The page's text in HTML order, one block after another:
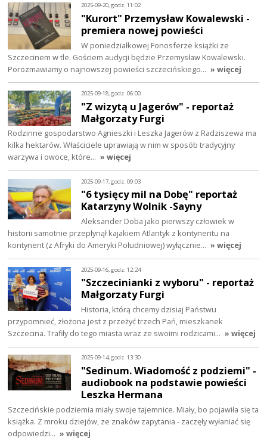
2025-09-20, godz. 11:02
"Kurort" Przemysław Kowalewski -
premiera nowej powieści
W poniedziałkowej Fonosferze książki ze
Szczecinem w tle. Gościem audycji będzie Przemysław Kowalewski.
Porozmawiamy o najnowszej powieści szczecińskiego… » więcej
2025-09-18, godz. 06:00
"Z wizytą u Jagerów" - reportaż
Małgorzaty Furgi
Rodzinne gospodarstwo Agnieszki i Leszka Jagerów z Radziszewa ma
kilka hektarów. Właściciele uprawiają w nim w sposób tradycyjny
warzywa i owoce, które… » więcej
2025-09-17, godz. 09:03
"6 tysięcy mil na Dobę" reportaż
Katarzyny Wolnik -Sayny
Aleksander Doba jako pierwszy człowiek w
historii samotnie przepłynął kajakiem Atlantyk z kontynentu na
kontynent (z Afryki do Ameryki Południowej) wyłącznie… » więcej
2025-09-16, godz. 12:24
"Szczecinianki z wyboru" - reportaż
Małgorzaty Furgi
Historia, którą chcemy dzisiaj Państwu
przypomnieć, złożona jest z przeżyć trzech Pań, mieszkanek
Szczecina. Trafiły do tego miasta wraz ze swoimi rodzicami… » więcej
2025-09-14, godz. 13:30
"Sedinum. Wiadomość z podziemi" -
audiobook na podstawie powieści
Leszka Hermana
Szczecińskie podziemia miały swoje tajemnice. Miały, bo pojawiła się ta
książka. Z mroku dziejów, ze znaków zapytania - zaczęły wyłaniać się
odpowiedzi… » więcej